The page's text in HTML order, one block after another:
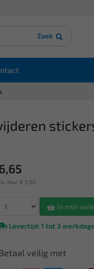
Zoek
btw: € 5,50
In mijn
Levertijd: 1 tot 3
veilig met